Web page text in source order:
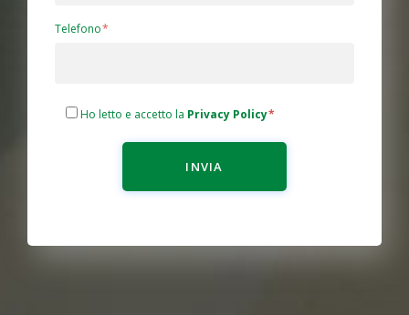
Telefono
Ho letto e accetto la Privacy Policy